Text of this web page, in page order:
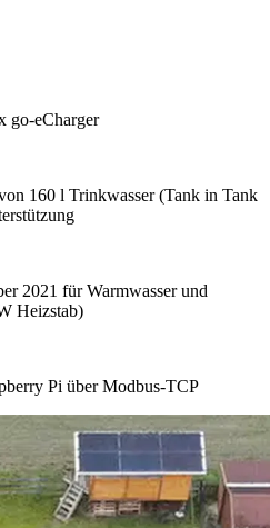
go-eCharger
160 l Trinkwasser (Tank in Tank
2021 für Warmwasser und
Heizstab)
Pi über Modbus-TCP